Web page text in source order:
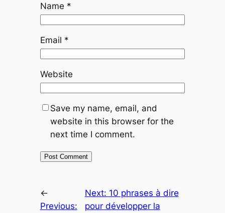
Name *
Email *
Website
Save my name, email, and
website in this browser for the
next time I comment.
←
Previous:
Next: 10 phrases à dire
pour développer la